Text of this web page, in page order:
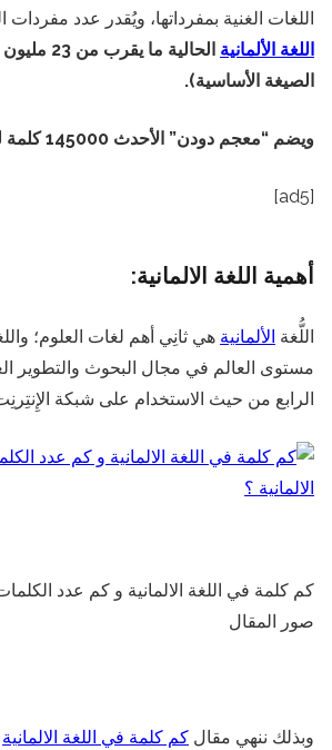
اللغات الغنية بمفرداتها، ويُقدر عدد مفردات
اللغة الألمانية
الحالية ما
الصيغة الأساسية).
ويضم “معجم دودن” الأحدث 145000 كلمة للبحث
[ad5]
أهمية اللغة الالمانية:
اللُّغة الألمانية هي ثانِي أهم لغات العلوم؛
مستوى العالم في مجال البحوث والتطوير
الرابع من حيث الاستخدام على شبكة
كم كلمة في اللغة الالمانية و كم عدد
صور المقال
وبذلك ننهي مقال كم كلمة في اللغة الالمانية